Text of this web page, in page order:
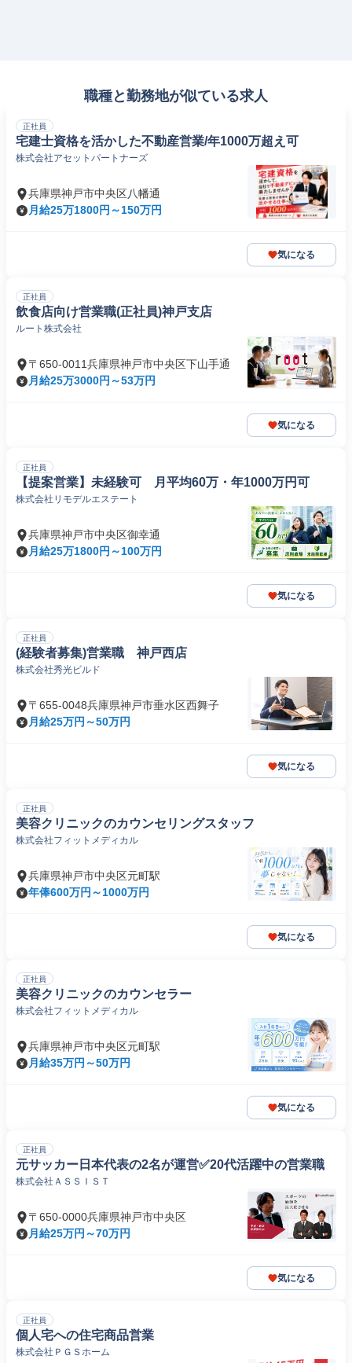
職種と勤務地が似ている求人
正社員
宅建士資格を活かした不動産営業/年1000万超え可
株式会社アセットパートナーズ
兵庫県神戸市中央区八幡通
月給25万1800円～150万円
気になる
正社員
飲食店向け営業職(正社員)神戸支店
ルート株式会社
〒650-0011兵庫県神戸市中央区下山手通
月給25万3000円～53万円
気になる
正社員
【提案営業】未経験可 月平均60万・年1000万円可
株式会社リモデルエステート
兵庫県神戸市中央区御幸通
月給25万1800円～100万円
気になる
正社員
(経験者募集)営業職 神戸西店
株式会社秀光ビルド
〒655-0048兵庫県神戸市垂水区西舞子
月給25万円～50万円
気になる
正社員
美容クリニックのカウンセリングスタッフ
株式会社フィットメディカル
兵庫県神戸市中央区元町駅
年俸600万円～1000万円
気になる
正社員
美容クリニックのカウンセラー
株式会社フィットメディカル
兵庫県神戸市中央区元町駅
月給35万円～50万円
気になる
正社員
元サッカー日本代表の2名が運営✅️20代活躍中の営業職
株式会社ＡＳＳＩＳＴ
〒650-0000兵庫県神戸市中央区
月給25万円～70万円
気になる
正社員
個人宅への住宅商品営業
株式会社ＰＧＳホーム